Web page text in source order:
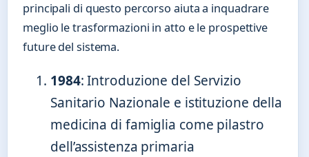
principali di questo percorso aiuta a inquadrare
meglio le trasformazioni in atto e le prospettive
future del sistema.
1984: Introduzione del Servizio
Sanitario Nazionale e istituzione della
medicina di famiglia come pilastro
dell’assistenza primaria